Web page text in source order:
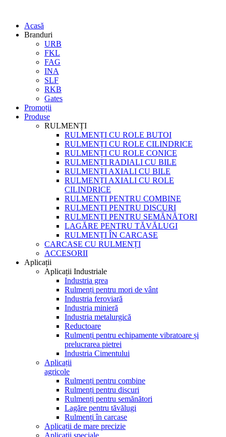
Acasă
Branduri
URB
FKL
FAG
INA
SLF
RKB
Gates
Promoții
Produse
RULMENȚI
RULMENȚI CU ROLE BUTOI
RULMENȚI CU ROLE CILINDRICE
RULMENȚI CU ROLE CONICE
RULMENȚI RADIALI CU BILE
RULMENȚI AXIALI CU BILE
RULMENȚI AXIALI CU ROLE
CILINDRICE
RULMENȚI PENTRU COMBINE
RULMENȚI PENTRU DISCURI
RULMENȚI PENTRU SEMĂNĂTORI
LAGĂRE PENTRU TĂVĂLUGI
RULMENȚI ÎN CARCASE
CARCASE CU RULMENȚI
ACCESORII
Aplicații
Aplicații Industriale
Industria grea
Rulmenți pentru mori de vânt
Industria feroviară
Industria minieră
Industria metalurgică
Reductoare
Rulmenți pentru echipamente vibratoare și
prelucrarea pietrei
Industria Cimentului
Aplicații
agricole
Rulmenți pentru combine
Rulmenți pentru discuri
Rulmenți pentru semănători
Lagăre pentru tăvălugi
Rulmenți în carcase
Aplicații de mare precizie
Aplicații speciale